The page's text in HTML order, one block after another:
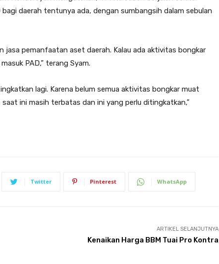
daerah tentunya ada, dengan sumbangsih dalam sebulan
jasa pemanfaatan aset daerah. Kalau ada aktivitas bongkar
PAD,” terang Syam.
lagi. Karena belum semua aktivitas bongkar muat
saat ini masih terbatas dan ini yang perlu ditingkatkan,”
Twitter Pinterest WhatsApp
ARTIKEL SELANJUTNYA
Kenaikan Harga BBM Tuai Pro Kontra